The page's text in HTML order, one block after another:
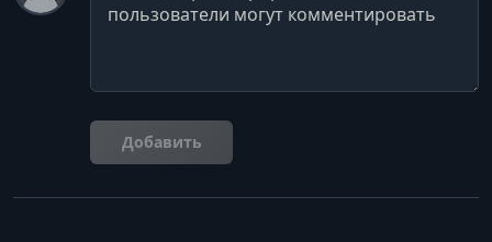
Добавить